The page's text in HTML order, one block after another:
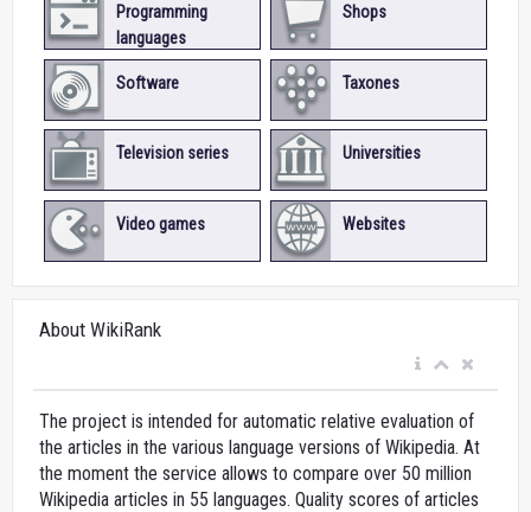
Programming
languages
Shops
Software Taxones
Television series Universities
Video games Websites
About WikiRank
The project is intended for automatic relative evaluation of
the articles in the various language versions of Wikipedia. At
the moment the service allows to compare over 50 million
Wikipedia articles in 55 languages. Quality scores of articles